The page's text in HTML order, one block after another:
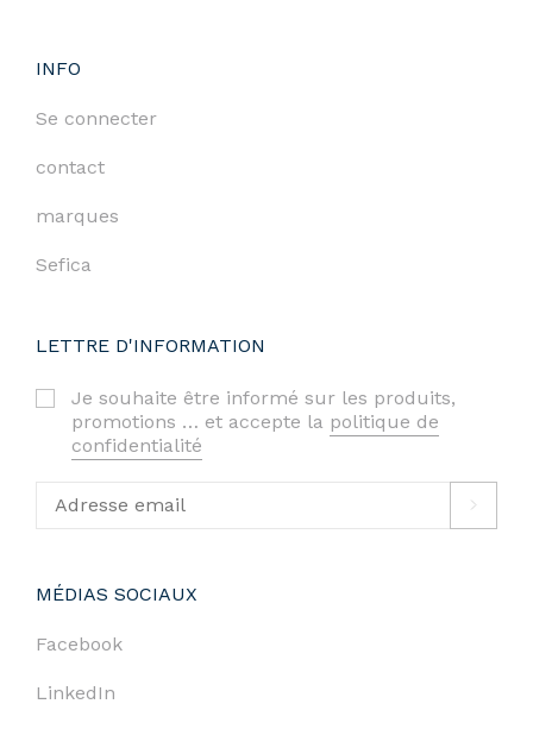
INFO
Se connecter
contact
marques
Sefica
LETTRE D'INFORMATION
Je souhaite être informé sur les produits,
promotions … et accepte la politique de
confidentialité
MÉDIAS SOCIAUX
Facebook
LinkedIn